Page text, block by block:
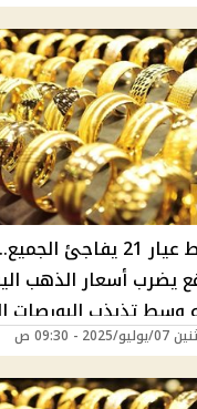
هبوط عيار 21 يفاجئ
وسط تذبذب البورصات
وخسارة 25 دولار للأوقية
الأولى
2025 - 09:30 ص